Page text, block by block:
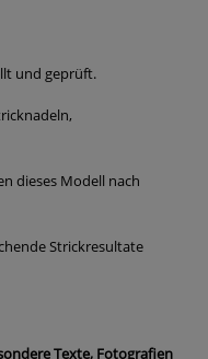
und geprüft.
dieses Modell nach
Strickresultate
Texte, Fotografien